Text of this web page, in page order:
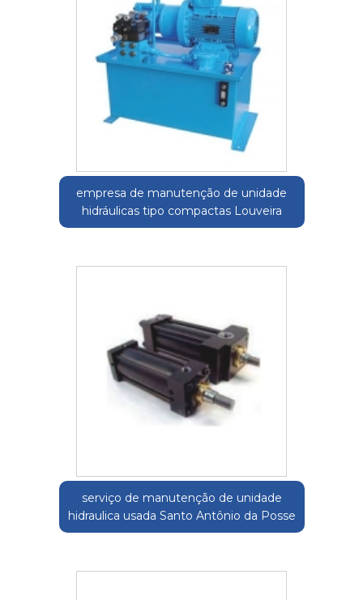
empresa de manutenção de unidade
hidráulicas tipo compactas Louveira
serviço de manutenção de unidade
hidraulica usada Santo Antônio da Posse